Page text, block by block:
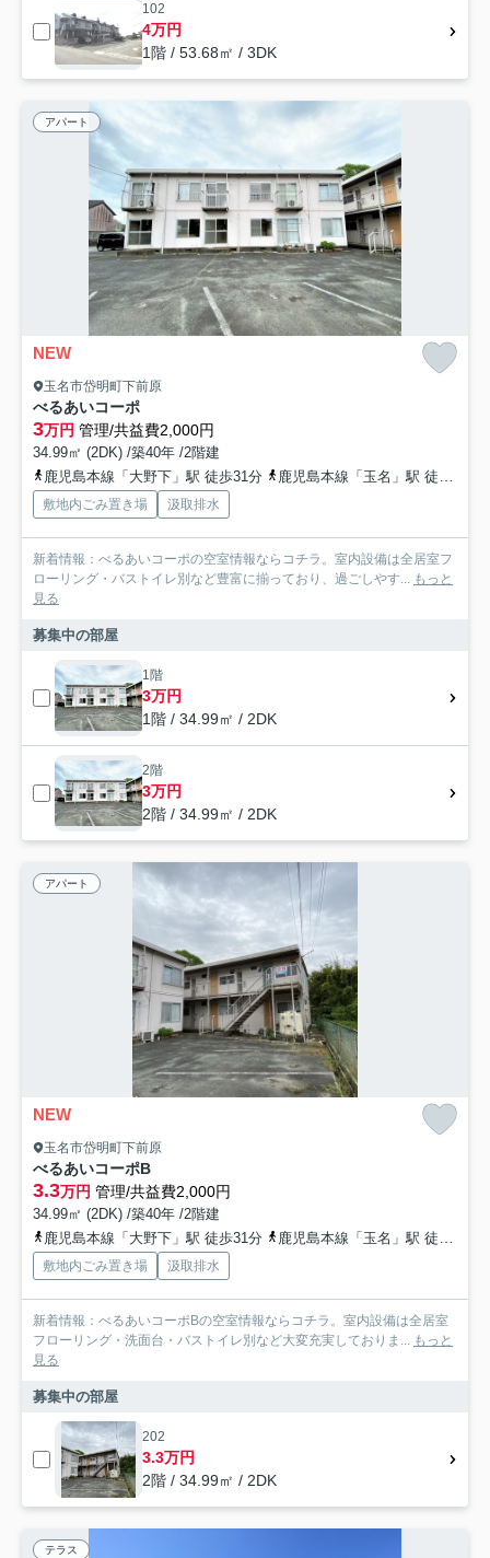
102
4万円
1階 / 53.68㎡ / 3DK
アパート
NEW
玉名市岱明町下前原
べるあいコーポ
3万円 管理/共益費2,000円
34.99㎡ (2DK) /築40年 /2階建
鹿児島本線「大野下」駅 徒歩31分
鹿児島本線「玉名」駅 徒歩30分
敷地内ごみ置き場 汲取排水
新着情報：べるあいコーポの空室情報ならコチラ。室内設備は全居室フ
ローリング・バストイレ別など豊富に揃っており、過ごしやす... もっと
見る
募集中の部屋
1階
3万円
1階 / 34.99㎡ / 2DK
2階
3万円
2階 / 34.99㎡ / 2DK
アパート
NEW
玉名市岱明町下前原
べるあいコーポB
3.3万円 管理/共益費2,000円
34.99㎡ (2DK) /築40年 /2階建
鹿児島本線「大野下」駅 徒歩31分
鹿児島本線「玉名」駅 徒歩30分
敷地内ごみ置き場 汲取排水
新着情報：べるあいコーポBの空室情報ならコチラ。室内設備は全居室
フローリング・洗面台・バストイレ別など大変充実しておりま... もっと
見る
募集中の部屋
202
3.3万円
2階 / 34.99㎡ / 2DK
テラス